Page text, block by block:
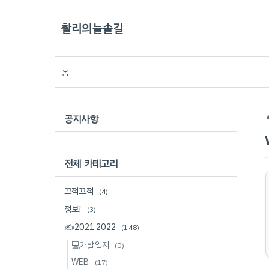
촬리의늘솔길
홈
공지사항
전체 카테고리
끄적끄적 (4)
정보❕ (3)
✍2021,2022 (148)
💻개발일지 (0)
WEB (17)